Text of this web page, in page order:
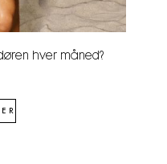
hver måned?